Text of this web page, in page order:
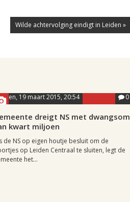
Wilde achtervolging eindigt in Leiden »
19 maart 2015, 20:54 0
dreigt NS met dwangsom
kwart miljoen
de NS op eigen houtje besluit om de
op Leiden Centraal te sluiten, legt de
het...